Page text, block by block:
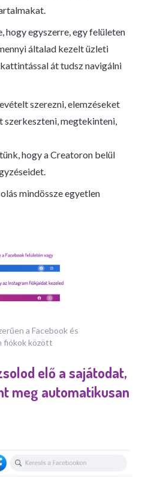
hogy egyszerre, egy felületen
általad kezelt üzleti
át tudsz navigálni
szerezni, elemzéseket
megtekinteni,
hogy a Creatoron belül
mindössze egyetlen
a Facebook és
fiókok között
elő a sajátodat,
meg automatikusan